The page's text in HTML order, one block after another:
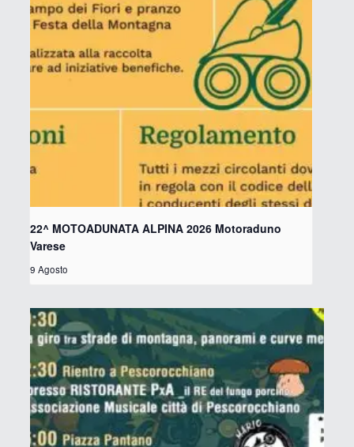
22^ MOTOADUNATA ALPINA 2026 Motoraduno
Varese
9 Agosto